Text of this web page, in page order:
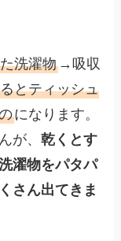
洗濯物 →吸収
とティッシュ
になります。
が、乾くとす
濯物をパタパ
さん出てきま